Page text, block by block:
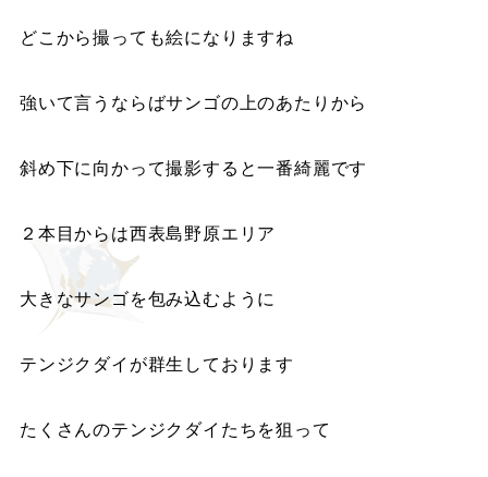
どこから撮っても絵になりますね
強いて言うならばサンゴの上のあたりから
斜め下に向かって撮影すると一番綺麗です
２本目からは西表島野原エリア
大きなサンゴを包み込むように
テンジクダイが群生しております
たくさんのテンジクダイたちを狙って